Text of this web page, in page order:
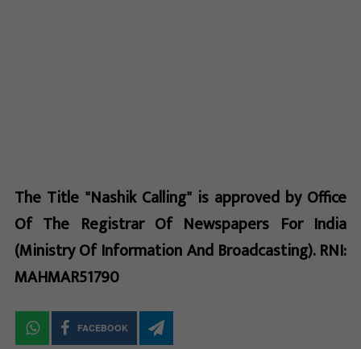
The Title "Nashik Calling" is approved by Office
Of The Registrar Of Newspapers For India
(Ministry Of Information And Broadcasting). RNI:
MAHMAR51790
FACEBOOK